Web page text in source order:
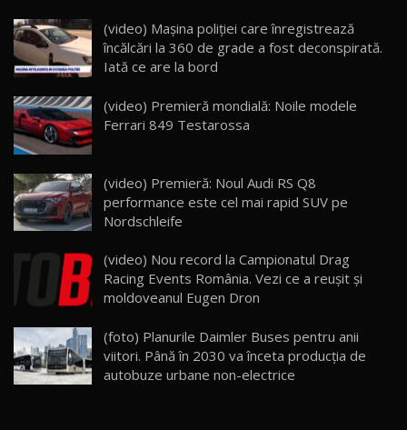
22
Noua Mazda 6e / Test Drive AutoBlog.MD
26:59
23
Lynk & Co 01 / Test Drive AutoBlog.MD
25:19
24
Van Electric Testat în Moldova / AutoBlog.MD
26:38
mai Exclusiv și Puternic Defender Testat în
Moldova
32:21
26
AutoBlog.MD
10:57
(video) Maşina poliţiei care înregistrează
încălcări la 360 de grade a fost deconspirată.
Iată ce are la bord
(video) Premieră mondială: Noile modele
Ferrari 849 Testarossa
(video) Premieră: Noul Audi RS Q8
performance este cel mai rapid SUV pe
Nordschleife
(video) Nou record la Campionatul Drag
Racing Events România. Vezi ce a reuşit şi
moldoveanul Eugen Dron
(foto) Planurile Daimler Buses pentru anii
viitori. Până în 2030 va înceta producția de
autobuze urbane non-electrice